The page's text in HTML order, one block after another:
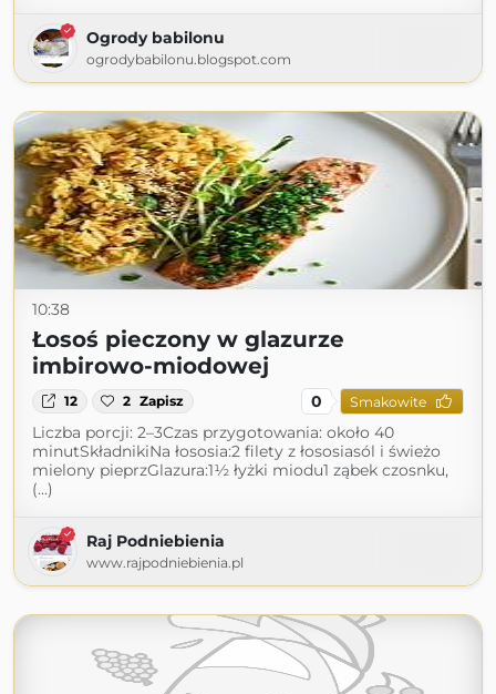
Ogrody babilonu
ogrodybabilonu.blogspot.com
10:38
Łosoś pieczony w glazurze
imbirowo-miodowej
12 2 Zapisz 0 Smakowite
Liczba porcji: 2–3Czas przygotowania: około 40
minutSkładnikiNa łososia:2 filety z łososiasól i świeżo
mielony pieprzGlazura:1½ łyżki miodu1 ząbek czosnku,
(...)
Raj Podniebienia
www.rajpodniebienia.pl